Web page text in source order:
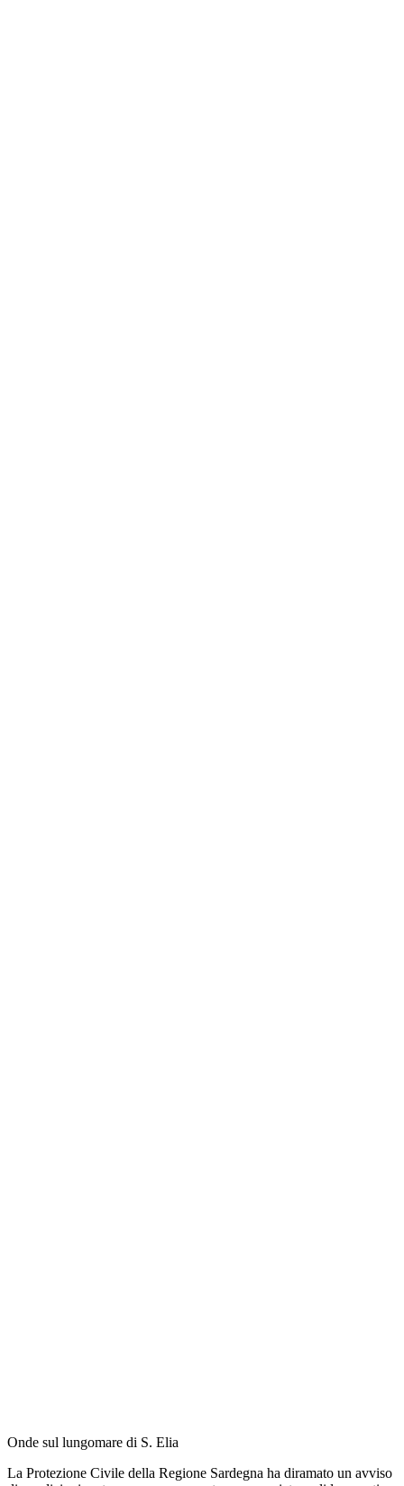
Onde sul lungomare di S. Elia
La Protezione Civile della Regione Sardegna ha diramato un avviso